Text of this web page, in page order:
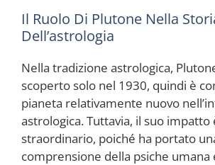
Il Ruolo Di Plutone Nella
Dell’astrologia
Nella tradizione astrologica,
scoperto solo nel 1930, quindi è
pianeta relativamente nuovo
astrologica. Tuttavia, il suo impatto
straordinario, poiché ha portato
comprensione della psiche umana